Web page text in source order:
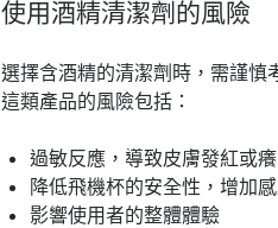
使用酒精清潔劑的風險
選擇含酒精的清潔劑時，需謹慎
這類產品的風險包括：
過敏反應，導致皮膚發紅或癢
降低飛機杯的安全性，增加
影響使用者的整體體驗